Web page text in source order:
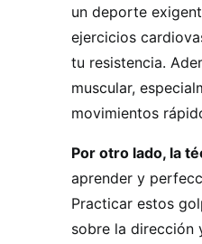
un deporte
ejercicios
tu resistencia.
muscular,
movimientos
Por otro lado, la
aprender y
Practicar estos
sobre la dirección